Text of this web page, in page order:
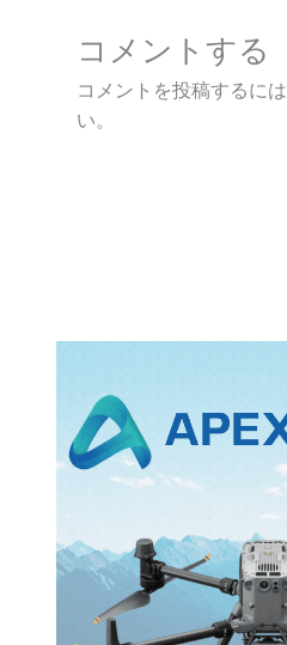
コメントする
コメントを投稿するには
い。